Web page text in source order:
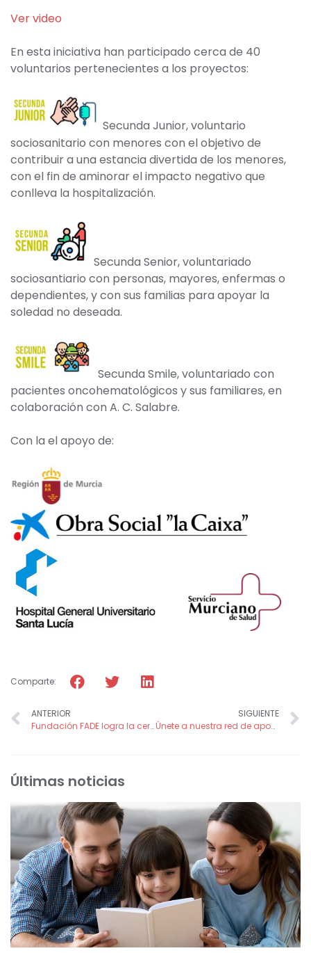
Ver video
En esta iniciativa han participado cerca de 40
voluntarios pertenecientes a los proyectos:
Secunda Junior, voluntario
sociosanitario con menores con el objetivo de
contribuir a una estancia divertida de los menores,
con el fin de aminorar el impacto negativo que
conlleva la hospitalización.
Secunda Senior, voluntariado
sociosantiario con personas, mayores, enfermas o
dependientes, y con sus familias para apoyar la
soledad no deseada.
Secunda Smile, voluntariado con
pacientes oncohematológicos y sus familiares, en
colaboración con A. C. Salabre.
Con la el apoyo de:
Comparte:
ANTERIOR
Fundación FADE logra la certificación de ICONG
SIGUIENTE
Únete a nuestra red de apoyo a personas que están solas
Últimas noticias